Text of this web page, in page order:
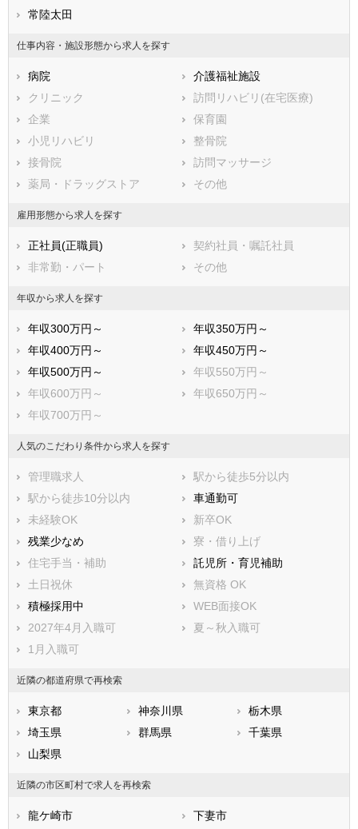
熊本県
牛久市
常陸大宮市
那珂市
筑西市
坂東市
稲敷市
かすみがうら市
桜川市
神栖市
行方市
鉾田市
つくばみらい市
小美玉市
東茨城郡茨城町
久慈郡大子町
稲敷郡美浦村
稲敷郡阿見町
稲敷郡河内町
結城郡八千代町
常陸太田
仕事内容・施設形態から求人を探す
病院
介護福祉施設
クリニック
訪問リハビリ(在宅医療)
企業
保育園
小児リハビリ
整骨院
接骨院
訪問マッサージ
薬局・ドラッグストア
その他
雇用形態から求人を探す
正社員(正職員)
契約社員・嘱託社員
非常勤・パート
その他
年収から求人を探す
年収300万円～
年収350万円～
年収400万円～
年収450万円～
年収500万円～
年収550万円～
年収600万円～
年収650万円～
年収700万円～
人気のこだわり条件から求人を探す
管理職求人
駅から徒歩5分以内
駅から徒歩10分以内
車通勤可
未経験OK
新卒OK
残業少なめ
寮・借り上げ
住宅手当・補助
託児所・育児補助
土日祝休
無資格 OK
積極採用中
WEB面接OK
2027年4月入職可
夏～秋入職可
1月入職可
近隣の都道府県で再検索
東京都 神奈川県
栃木県
埼玉県
群馬県
千葉県
山梨県
近隣の市区町村で求人を再検索
龍ケ崎市
下妻市